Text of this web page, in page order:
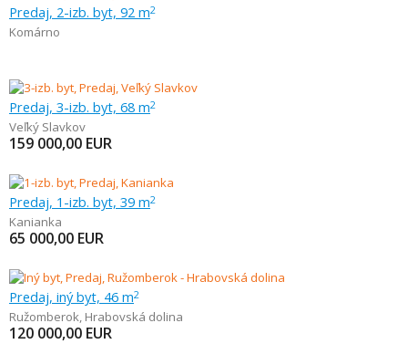
Predaj, 2-izb. byt, 92 m2
Komárno
Predaj, 3-izb. byt, 68 m2
Veľký Slavkov
159 000,00 EUR
Predaj, 1-izb. byt, 39 m2
Kanianka
65 000,00 EUR
Predaj, iný byt, 46 m2
Ružomberok, Hrabovská dolina
120 000,00 EUR